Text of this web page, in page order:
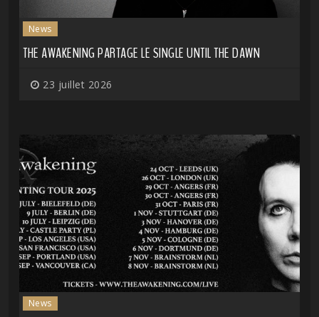
News
THE AWAKENING PARTAGE LE SINGLE UNTIL THE DAWN
23 juillet 2026
News